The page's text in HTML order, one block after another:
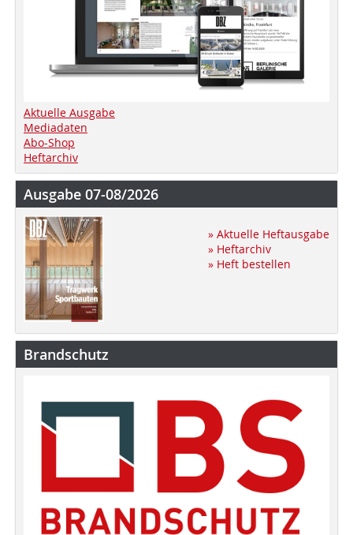
Aktuelle Ausgabe
Mediadaten
Abo-Shop
Heftarchiv
Ausgabe 07-08/2026
» Aktuelle Heftausgabe
» Heftarchiv
» Heft bestellen
Brandschutz